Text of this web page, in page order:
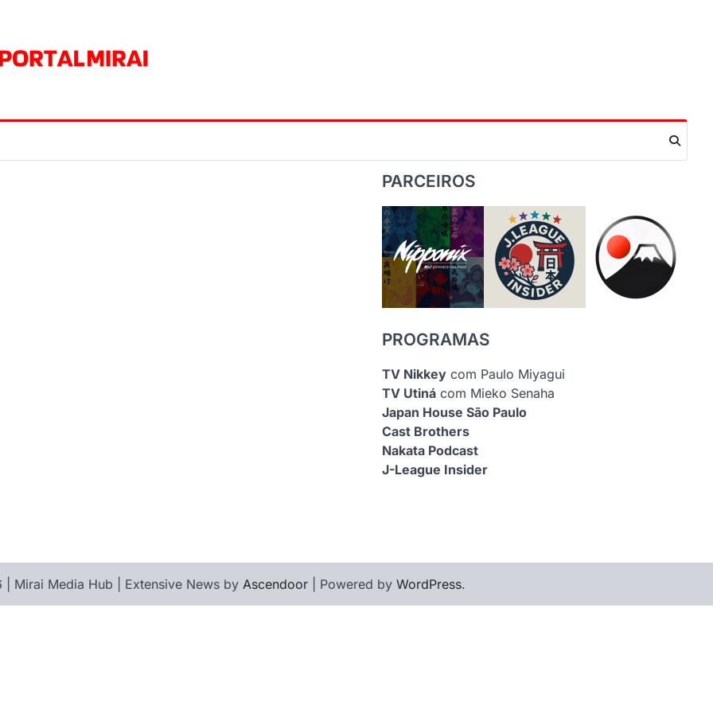
PARCEIROS
PROGRAMAS
TV Nikkey com Paulo Miyagui
TV Utiná com Mieko Senaha
Japan House São Paulo
Cast Brothers
Nakata Podcast
J-League Insider
Mirai Media Hub | Extensive News by Ascendoor | Powered by WordPress.